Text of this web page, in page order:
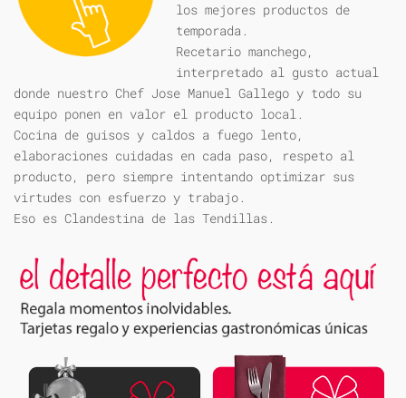
los mejores productos de
temporada.
Recetario manchego,
interpretado al gusto actual
donde nuestro Chef Jose Manuel Gallego y todo su
equipo ponen en valor el producto local.
Cocina de guisos y caldos a fuego lento,
elaboraciones cuidadas en cada paso, respeto al
producto, pero siempre intentando optimizar sus
virtudes con esfuerzo y trabajo.
Eso es Clandestina de las Tendillas.